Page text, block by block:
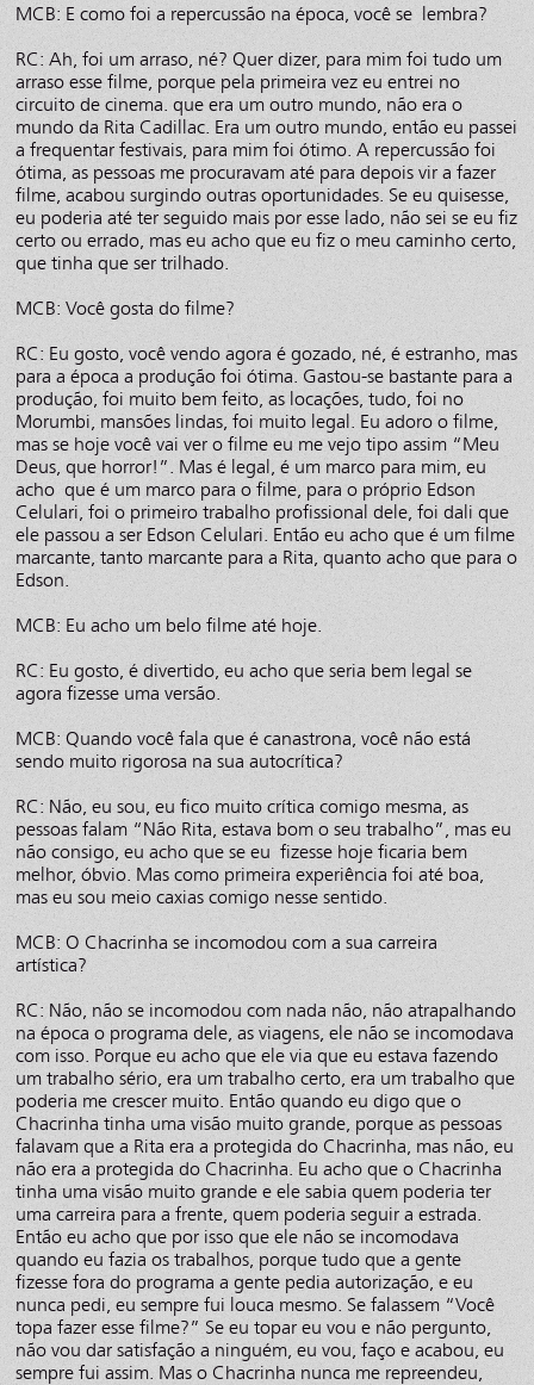
MCB: E como foi a repercussão na época, você se lembra?
RC: Ah, foi um arraso, né? Quer dizer, para mim foi tudo um
arraso esse filme, porque pela primeira vez eu entrei no
circuito de cinema. que era um outro mundo, não era o
mundo da Rita Cadillac. Era um outro mundo, então eu passei
a frequentar festivais, para mim foi ótimo. A repercussão foi
ótima, as pessoas me procuravam até para depois vir a fazer
filme, acabou surgindo outras oportunidades. Se eu quisesse,
eu poderia até ter seguido mais por esse lado, não sei se eu fiz
certo ou errado, mas eu acho que eu fiz o meu caminho certo,
que tinha que ser trilhado.
MCB: Você gosta do filme?
RC: Eu gosto, você vendo agora é gozado, né, é estranho, mas
para a época a produção foi ótima. Gastou-se bastante para a
produção, foi muito bem feito, as locações, tudo, foi no
Morumbi, mansões lindas, foi muito legal. Eu adoro o filme,
mas se hoje você vai ver o filme eu me vejo tipo assim “Meu
Deus, que horror!”. Mas é legal, é um marco para mim, eu
acho que é um marco para o filme, para o próprio Edson
Celulari, foi o primeiro trabalho profissional dele, foi dali que
ele passou a ser Edson Celulari. Então eu acho que é um filme
marcante, tanto marcante para a Rita, quanto acho que para o
Edson.
MCB: Eu acho um belo filme até hoje.
RC: Eu gosto, é divertido, eu acho que seria bem legal se
agora fizesse uma versão.
MCB: Quando você fala que é canastrona, você não está
sendo muito rigorosa na sua autocrítica?
RC: Não, eu sou, eu fico muito crítica comigo mesma, as
pessoas falam “Não Rita, estava bom o seu trabalho”, mas eu
não consigo, eu acho que se eu fizesse hoje ficaria bem
melhor, óbvio. Mas como primeira experiência foi até boa,
mas eu sou meio caxias comigo nesse sentido.
MCB: O Chacrinha se incomodou com a sua carreira
artística?
RC: Não, não se incomodou com nada não, não atrapalhando
na época o programa dele, as viagens, ele não se incomodava
com isso. Porque eu acho que ele via que eu estava fazendo
um trabalho sério, era um trabalho certo, era um trabalho que
poderia me crescer muito. Então quando eu digo que o
Chacrinha tinha uma visão muito grande, porque as pessoas
falavam que a Rita era a protegida do Chacrinha, mas não, eu
não era a protegida do Chacrinha. Eu acho que o Chacrinha
tinha uma visão muito grande e ele sabia quem poderia ter
uma carreira para a frente, quem poderia seguir a estrada.
Então eu acho que por isso que ele não se incomodava
quando eu fazia os trabalhos, porque tudo que a gente
fizesse fora do programa a gente pedia autorização, e eu
nunca pedi, eu sempre fui louca mesmo. Se falassem “Você
topa fazer esse filme?” Se eu topar eu vou e não pergunto,
não vou dar satisfação a ninguém, eu vou, faço e acabou, eu
sempre fui assim. Mas o Chacrinha nunca me repreendeu,